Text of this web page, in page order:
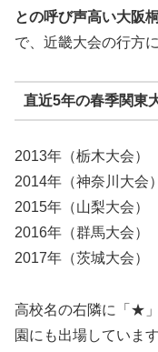
との呼び声高い大阪
で、近畿大会の行方
直近5年の春季関東
2013年（栃木大会
2014年（神奈川大
2015年（山梨大会
2016年（群馬大会
2017年（茨城大会
高校名の右隣に「★
園にも出場しています